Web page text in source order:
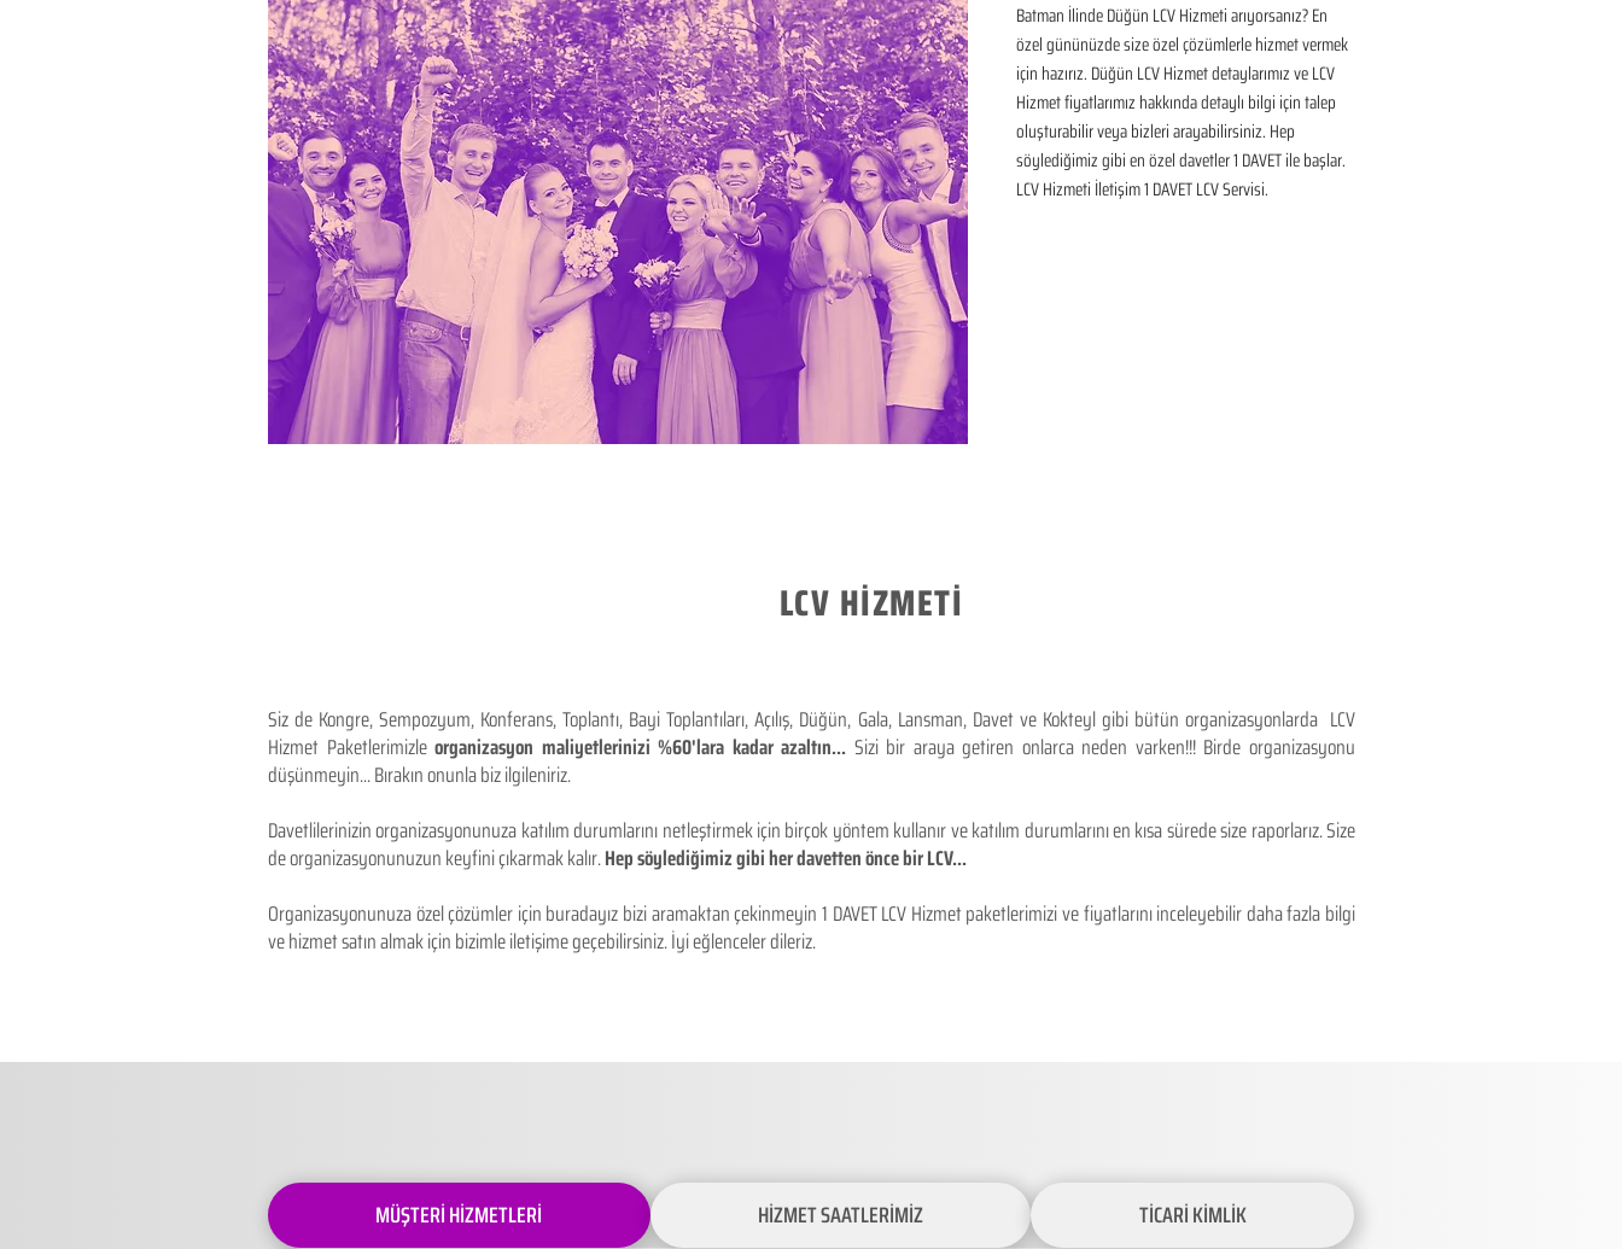
Batman İlinde Düğün LCV Hizmeti arıyorsanız? En
özel gününüzde size özel çözümlerle hizmet vermek
için hazırız. Düğün LCV Hizmet detaylarımız ve LCV
Hizmet fiyatlarımız hakkında detaylı bilgi için talep
oluşturabilir veya bizleri arayabilirsiniz. Hep
söylediğimiz gibi en özel davetler 1 DAVET ile başlar.
LCV Hizmeti İletişim 1 DAVET LCV Servisi.
LCV HİZMETİ
Siz de Kongre, Sempozyum, Konferans, Toplantı, Bayi Toplantıları, Açılış, Düğün, Gala, Lansman, Davet ve Kokteyl gibi bütün organizasyonlarda LCV
Hizmet Paketlerimizleorganizasyon maliyetlerinizi %60'lara kadar azaltın... Sizi bir araya getiren onlarca neden varken!!! Birde organizasyonu
düşünmeyin... Bırakın onunla biz ilgileniriz.
Davetlilerinizin organizasyonunuza katılım durumlarını netleştirmek için birçok yöntem kullanır ve katılım durumlarını en kısa sürede size raporlarız. Size
de organizasyonunuzun keyfini çıkarmak kalır.Hep söylediğimiz gibi her davetten önce bir LCV...
Organizasyonunuza özel çözümler için buradayız bizi aramaktan çekinmeyin 1 DAVET LCV Hizmet paketlerimizi ve fiyatlarını inceleyebilir daha fazla bilgi
ve hizmet satın almak için bizimle iletişime geçebilirsiniz. İyi eğlenceler dileriz.
MÜŞTERİ HİZMETLERİ HİZMET SAATLERİMİZ TİCARİ KİMLİK